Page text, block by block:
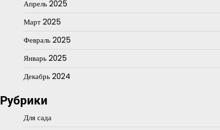
Апрель 2025
Март 2025
Февраль 2025
Январь 2025
Декабрь 2024
Рубрики
Для сада